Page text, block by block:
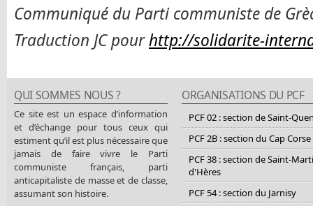
Communiqué du Parti communiste de
Traduction JC pourhttp://solidarite-
QUI SOMMES NOUS ?
Ce site est un espace d’information
et d’échange pour tous ceux qui
estiment qu’il est plus nécessaire que
jamais de faire vivre le Parti
communiste français, parti
anticapitaliste de masse et de classe,
assumant son histoire.
ORGANISATIONS DU PCF
PCF 02 : section de Saint-
PCF 2B : section du Cap Corse
PCF 38 : section de Saint-
d'Hères
PCF 54 : section du Jarnisy